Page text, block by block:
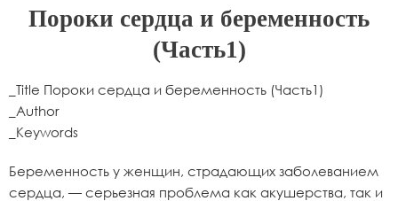
Пороки сердца и беременность
(Часть1)
_Title Пороки сердца и беременность (Часть1)
_Author
_Keywords
Беременность у женщин, страдающих заболеванием
сердца, — серьезная проблема как акушерства, так и